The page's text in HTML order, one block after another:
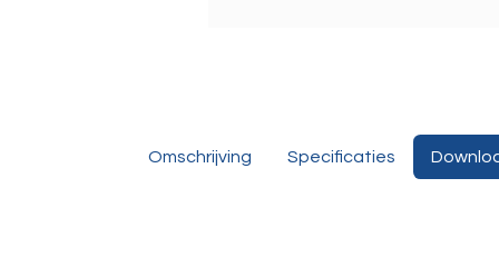
Omschrijving Specificaties